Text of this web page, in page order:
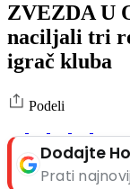
ZVEZDA U
naciljali tri
igrač kluba
Podeli
Dodajte
Prati